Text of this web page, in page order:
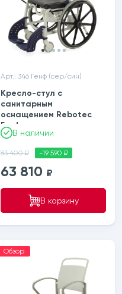
Арт.: 346 Генф (сер/син)
Кресло-стул с
санитарным
оснащением Rebotec
Генф
В наличии
83 400 ₽ -19 590 ₽
63 810 ₽
В корзину
Обзор